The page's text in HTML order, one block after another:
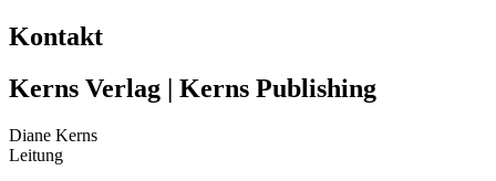
Kontakt
Kerns Verlag | Kerns Publishing
Diane Kerns
Leitung